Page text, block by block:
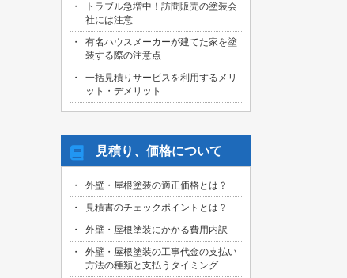
トラブル急増中！訪問販売の塗装会
社には注意
有名ハウスメーカーが建てた家を塗
装する際の注意点
一括見積りサービスを利用するメリ
ット・デメリット
見積り、価格について
外壁・屋根塗装の適正価格とは？
見積書のチェックポイントとは？
外壁・屋根塗装にかかる費用内訳
外壁・屋根塗装の工事代金の支払い
方法の種類と支払うタイミング